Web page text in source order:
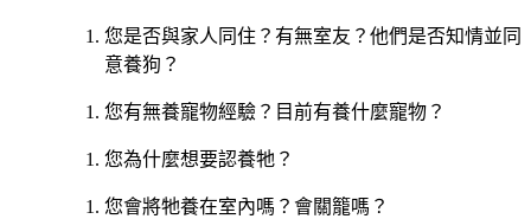
您是否與家人同住？有無室友？他們是否知情並同
意養狗？
您有無養寵物經驗？目前有養什麼寵物？
您為什麼想要認養牠？
您會將牠養在室內嗎？會關籠嗎？